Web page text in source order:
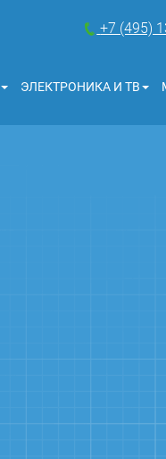
+7 (495)
ЭЛЕКТРОНИКА И ТВ